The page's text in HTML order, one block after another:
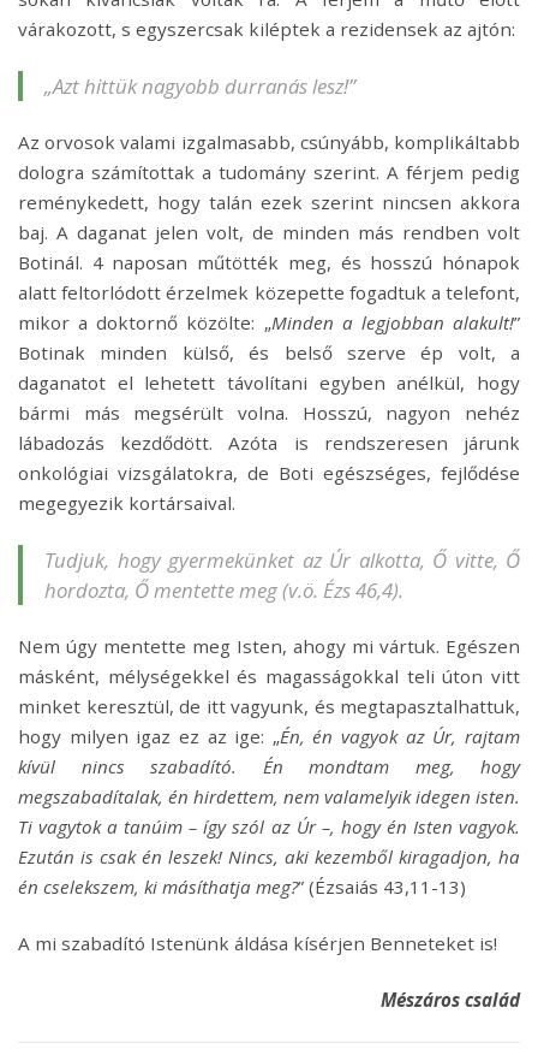
várakozott, s egyszercsak kiléptek a rezidensek az ajtón:
„Azt hittük nagyobb durranás lesz!”
Az orvosok valami izgalmasabb, csúnyább, komplikáltabb
dologra számítottak a tudomány szerint. A férjem pedig
reménykedett, hogy talán ezek szerint nincsen akkora
baj. A daganat jelen volt, de minden más rendben volt
Botinál. 4 naposan műtötték meg, és hosszú hónapok
alatt feltorlódott érzelmek közepette fogadtuk a telefont,
mikor a doktornő közölte: „Minden a legjobban alakult!”
Botinak minden külső, és belső szerve ép volt, a
daganatot el lehetett távolítani egyben anélkül, hogy
bármi más megsérült volna. Hosszú, nagyon nehéz
lábadozás kezdődött. Azóta is rendszeresen járunk
onkológiai vizsgálatokra, de Boti egészséges, fejlődése
megegyezik kortársaival.
Tudjuk, hogy gyermekünket az Úr alkotta, Ő vitte, Ő
hordozta, Ő mentette meg(v.ö. Ézs 46,4).
Nem úgy mentette meg Isten, ahogy mi vártuk. Egészen
másként, mélységekkel és magasságokkal teli úton vitt
minket keresztül, de itt vagyunk, és megtapasztalhattuk,
hogy milyen igaz ez az ige: „Én, én vagyok az Úr, rajtam
kívül nincs szabadító. Én mondtam meg, hogy
megszabadítalak, én hirdettem, nem valamelyik idegen isten.
Ti vagytok a tanúim – így szól az Úr –, hogy én Isten vagyok.
Ezután is csak én leszek! Nincs, aki kezemből kiragadjon, ha
én cselekszem, ki másíthatja meg?” (Ézsaiás 43,11-13)
A mi szabadító Istenünk áldása kísérjen Benneteket is!
Mészáros család